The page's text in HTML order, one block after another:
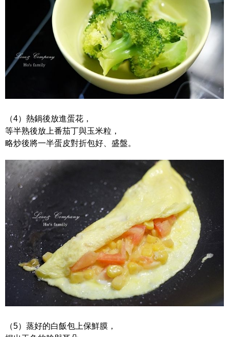
（4）熱鍋後放進蛋花，
等半熟後放上番茄丁與玉米粒，
略炒後將一半蛋皮對折包好、盛盤。
（5）蒸好的白飯包上保鮮膜，